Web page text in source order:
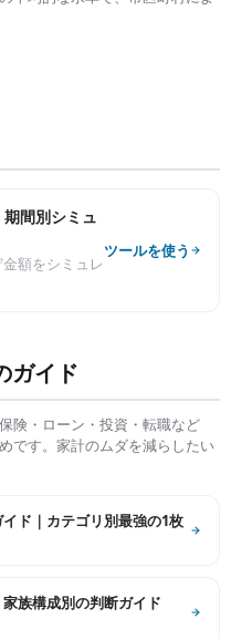
間別シミュ
額をシミュレ
ツールを使う
ガイド
険・ローン・投資・転職など
です。家計のムダを減らしたい
ド｜カテゴリ別最強の1枚
族構成別の判断ガイド